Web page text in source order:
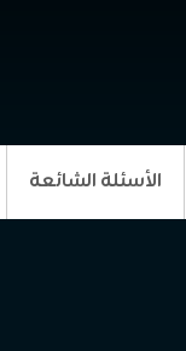
الأسئلة الشائعة